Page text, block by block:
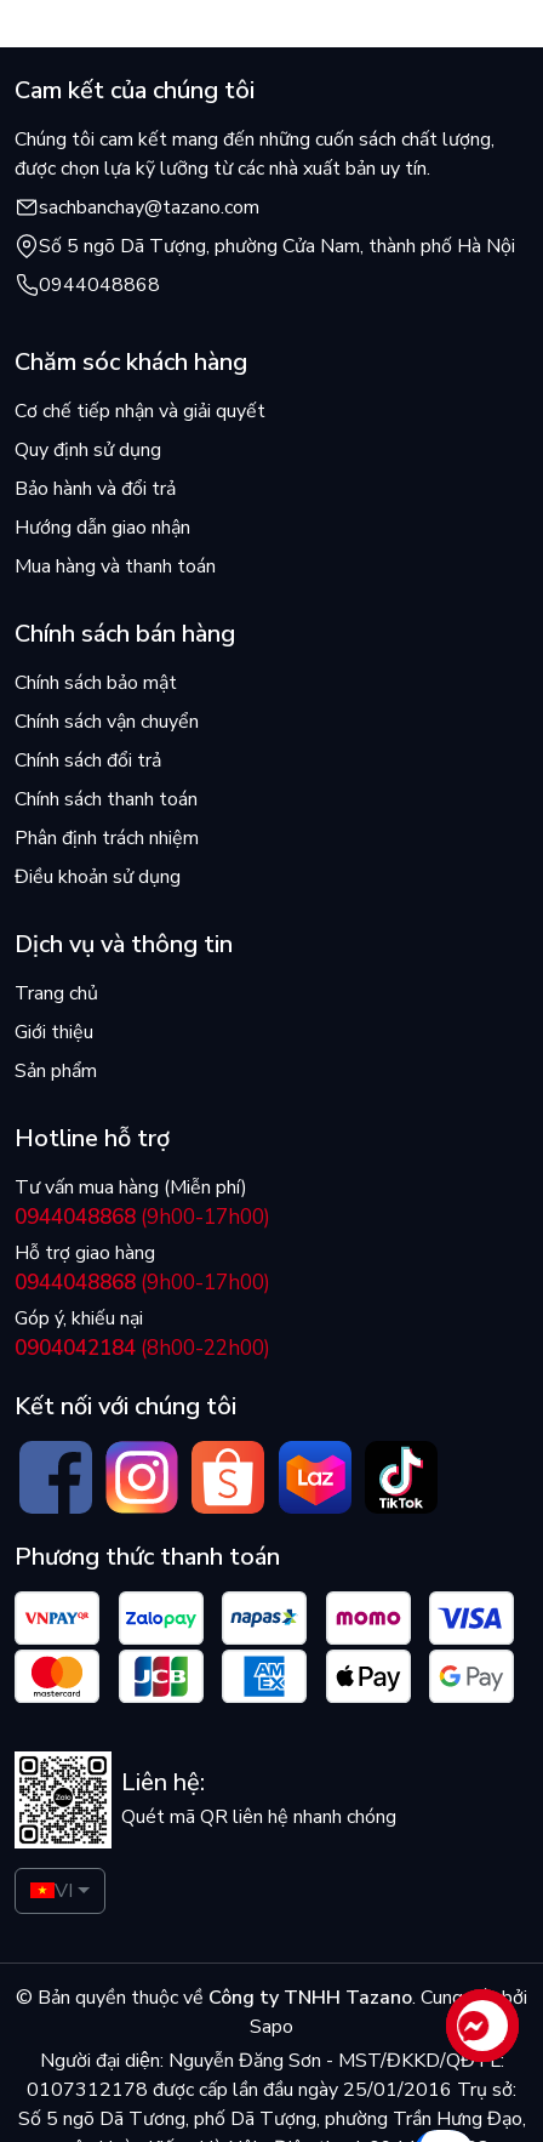
Cam kết của chúng tôi
Chúng tôi cam kết mang đến những cuốn sách chất lượng,
được chọn lựa kỹ lưỡng từ các nhà xuất bản uy tín.
sachbanchay@tazano.com
Số 5 ngõ Dã Tượng, phường Cửa Nam, thành phố Hà Nội
0944048868
Chăm sóc khách hàng
Cơ chế tiếp nhận và giải quyết
Quy định sử dụng
Bảo hành và đổi trả
Hướng dẫn giao nhận
Mua hàng và thanh toán
Chính sách bán hàng
Chính sách bảo mật
Chính sách vận chuyển
Chính sách đổi trả
Chính sách thanh toán
Phân định trách nhiệm
Điều khoản sử dụng
Dịch vụ và thông tin
Trang chủ
Giới thiệu
Sản phẩm
Hotline hỗ trợ
Tư vấn mua hàng (Miễn phí)
0944048868 (9h00-17h00)
Hỗ trợ giao hàng
0944048868 (9h00-17h00)
Góp ý, khiếu nại
0904042184 (8h00-22h00)
Kết nối với chúng tôi
Phương thức thanh toán
Liên hệ:
Quét mã QR liên hệ nhanh chóng
VI
© Bản quyền thuộc về Công ty TNHH Tazano. Cung cấp bởi
Sapo
Người đại diện: Nguyễn Đăng Sơn - MST/ĐKKD/QĐTL:
0107312178 được cấp lần đầu ngày 25/01/2016 Trụ sở:
Số 5 ngõ Dã Tương, phố Dã Tượng, phường Trần Hưng Đạo,
Liên hệ